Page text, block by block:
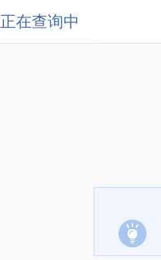
正在查询中